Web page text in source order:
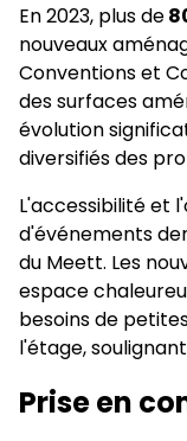
En 2023, plus de
nouveaux
Conventions et
des surfaces
évolution
diversifiés des
L'accessibilité et
d'événements
du Meett. Les
espace
besoins de
l'étage,
Prise en